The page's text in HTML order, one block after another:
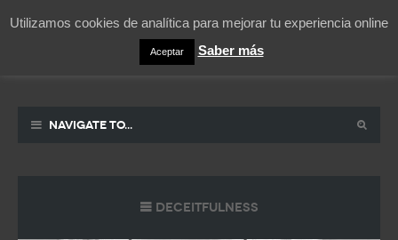
La vida contada en un sueño
Navigate to...
Deceitfulness
Utilizamos cookies de analítica para mejorar tu experiencia online
Aceptar Saber más